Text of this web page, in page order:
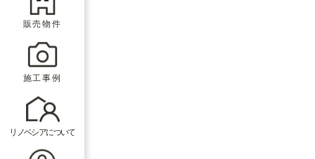
販売物件
施工事例
リノベシアについて